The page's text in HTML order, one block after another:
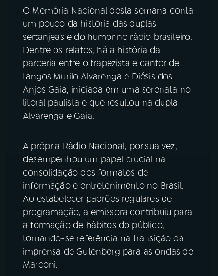
03PROGRAMAÇÃO
04PROGRAMAS
05PODCASTS
06 VIDEOCASTS
08FESTIVAL DE MÚSICA
ACOMPANHE A RÁDIO NACIONAL
YouTube Facebook
Instagram X
O Memória Nacional desta semana conta
um pouco da história das duplas
sertanjeas e do humor no rádio brasileiro.
Dentre os relatos, há a história da
parceria entre o trapezista e cantor de
tangos Murilo Alvarenga e Diésis dos
Anjos Gaia, iniciada em uma serenata no
litoral paulista e que resultou na dupla
Alvarenga e Gaia.
A própria Rádio Nacional, por sua vez,
desempenhou um papel crucial na
consolidação dos formatos de
informação e entretenimento no Brasil.
Ao estabelecer padrões regulares de
programação, a emissora contribuiu para
a formação de hábitos do público,
tornando-se referência na transição da
imprensa de Gutenberg para as ondas de
Marconi.